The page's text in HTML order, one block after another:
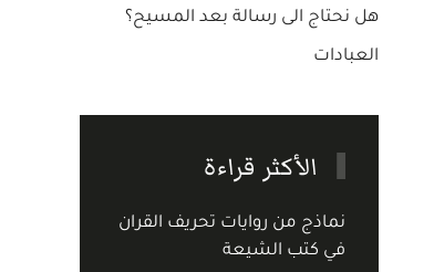
هل نحتاج الى رسالة بعد المسيح؟
العبادات
الأكثر قراءة
نماذج من روايات تحريف القران
في كتب الشيعة